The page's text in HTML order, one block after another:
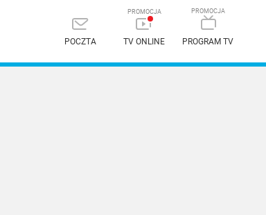
POCZTA TV ONLINE PROGRAM TV